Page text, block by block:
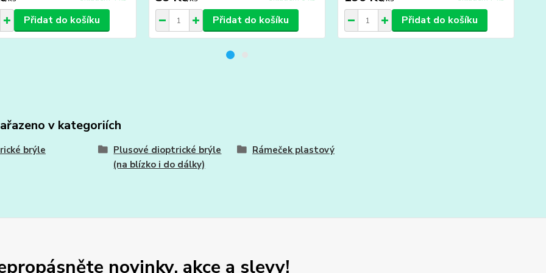
Přidat do košíku Přidat do košíku Přidat do košíku
v kategoriích
brýle
Plusové dioptrické brýle
(na blízko i do dálky)
Rámeček plastový
novinky, akce a slevy!